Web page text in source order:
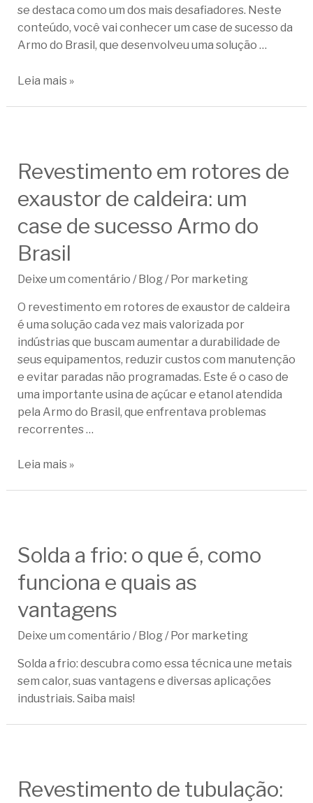
se destaca como um dos mais desafiadores. Neste
conteúdo, você vai conhecer um case de sucesso da
Armo do Brasil, que desenvolveu uma solução …
Leia mais »
Revestimento em rotores de
exaustor de caldeira: um
case de sucesso Armo do
Brasil
Deixe um comentário /Blog/ Por marketing
O revestimento em rotores de exaustor de caldeira
é uma solução cada vez mais valorizada por
indústrias que buscam aumentar a durabilidade de
seus equipamentos, reduzir custos com manutenção
e evitar paradas não programadas. Este é o caso de
uma importante usina de açúcar e etanol atendida
pela Armo do Brasil, que enfrentava problemas
recorrentes …
Leia mais »
Solda a frio: o que é, como
funciona e quais as
vantagens
Deixe um comentário / Blog/ Por marketing
Solda a frio: descubra como essa técnica une metais
sem calor, suas vantagens e diversas aplicações
industriais. Saiba mais!
Revestimento de tubulação: